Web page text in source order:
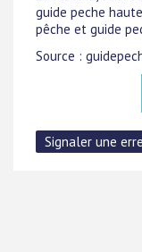
guide peche
pêche et guide
Source :